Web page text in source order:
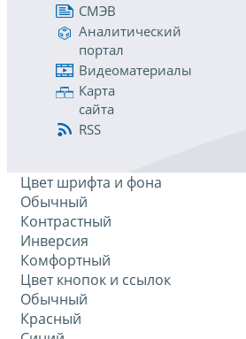
СМЭВ
Аналитический
портал
Видеоматериалы
Карта
сайта
RSS
Цвет шрифта и фона
Обычный
Контрастный
Инверсия
Комфортный
Цвет кнопок и ссылок
Обычный
Красный